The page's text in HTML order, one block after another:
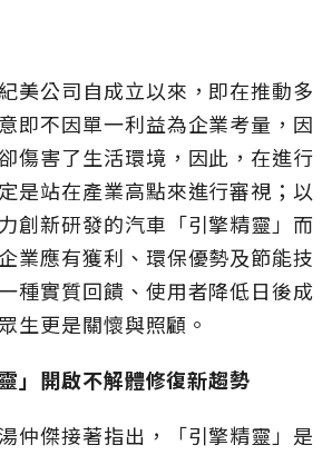
美公司自成立以來，即在推動多
即不因單一利益為企業考量，因
傷害了生活環境，因此，在進行
是站在產業高點來進行審視；以
創新研發的汽車「引擎精靈」而
業應有獲利、環保優勢及節能技
種實質回饋、使用者降低日後成
生更是關懷與照顧。
」開啟不解體修復新趨勢
仲傑接著指出，「引擎精靈」是